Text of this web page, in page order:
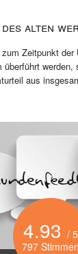
alten
Zeitpunkt
aus
4.93 / 5
797 Stimmen